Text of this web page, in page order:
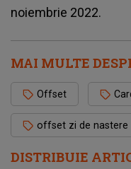
DISTRIBUIE
noiembrie 2022.
MAI MULTE
Offset
offset zi de nastere